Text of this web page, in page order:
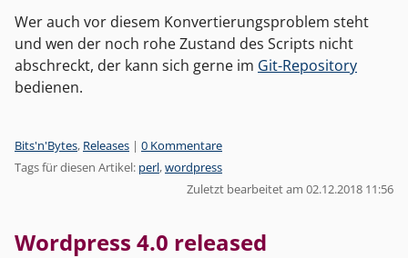
Wer auch vor diesem Konvertierungsproblem steht
und wen der noch rohe Zustand des Scripts nicht
abschreckt, der kann sich gerne im Git-Repository
bedienen.
Kategorien:
Bits'n'Bytes, Releases | 0 Kommentare
Tags für diesen Artikel: perl,wordpress
Zuletzt bearbeitet am 02.12.2018 11:56
Wordpress 4.0 released